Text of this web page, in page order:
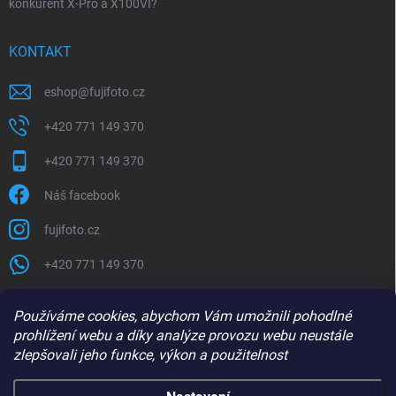
Používáme cookies, abychom Vám umožnili pohodlné
prohlížení webu a díky analýze provozu webu neustále
zlepšovali jeho funkce, výkon a použitelnost
konkurent X-Pro a X100VI?
KONTAKT
eshop@fujifoto.cz
+420 771 149 370
+420 771 149 370
Náš facebook
fujifoto.cz
+420 771 149 370
PŘIJÍMÁME ONLINE PLATBY